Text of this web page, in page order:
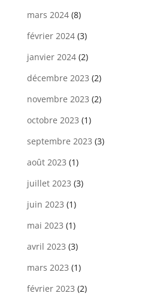
mars 2024(8)
février 2024(3)
janvier 2024(2)
décembre 2023 (2)
novembre 2023 (2)
octobre 2023 (1)
septembre 2023 (3)
août 2023 (1)
juillet 2023 (3)
juin 2023 (1)
mai 2023 (1)
avril 2023 (3)
mars 2023 (1)
février 2023 (2)